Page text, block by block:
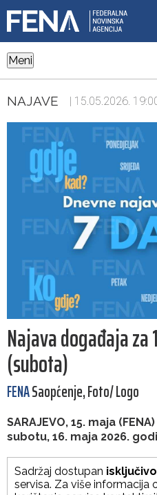
Meni
NAJAVE | 15.05.2026.
Najava događaja za
(subota)
FENASaopćenje, Foto/ Logo
SARAJEVO, 15. maja
subotu, 16. maja 2026.
Sadržaj dostupan
servisa. Za više informacija